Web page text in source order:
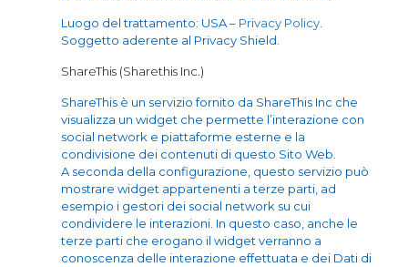
Luogo del trattamento: USA – Privacy Policy.
Soggetto aderente al Privacy Shield.
ShareThis (Sharethis Inc.)
ShareThis è un servizio fornito da ShareThis Inc che
visualizza un widget che permette l’interazione con
social network e piattaforme esterne e la
condivisione dei contenuti di questo Sito Web.
A seconda della configurazione, questo servizio può
mostrare widget appartenenti a terze parti, ad
esempio i gestori dei social network su cui
condividere le interazioni. In questo caso, anche le
terze parti che erogano il widget verranno a
conoscenza delle interazione effettuata e dei Dati di